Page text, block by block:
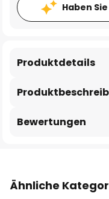
Haben
Produktdetails
Bewertungen
Ähnliche